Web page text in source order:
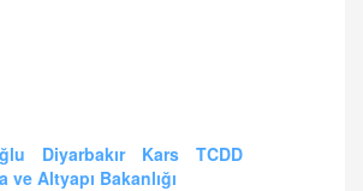
Diyarbakır Kars
TCDD
ve Altyapı Bakanlığı